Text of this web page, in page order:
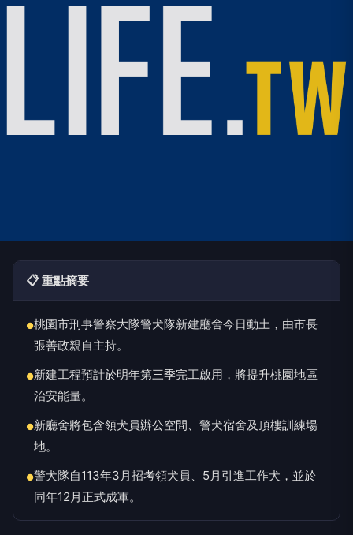
📋 重點摘要
●桃園市刑事警察大隊警犬隊新建廳舍今日動土，由市長
張善政親自主持。
●新建工程預計於明年第三季完工啟用，將提升桃園地區
治安能量。
●新廳舍將包含領犬員辦公空間、警犬宿舍及頂樓訓練場
地。
●警犬隊自113年3月招考領犬員、5月引進工作犬，並於
同年12月正式成軍。